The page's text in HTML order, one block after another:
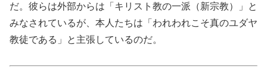
だ。彼らは外部からは「キリスト教の一派（新宗教）」と
みなされているが、本人たちは「われわれこそ真のユダヤ
教徒である」と主張しているのだ。